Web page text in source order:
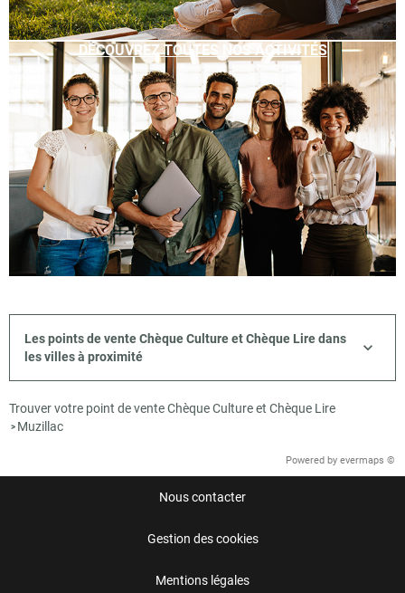
DÉCOUVREZ TOUTES NOS ACTIVITÉS
Les points de vente Chèque Culture et Chèque Lire dans
les villes à proximité
Trouver votre point de vente Chèque Culture et Chèque Lire
> Muzillac
Powered by evermaps ©
Nous contacter
Gestion des cookies
Mentions légales